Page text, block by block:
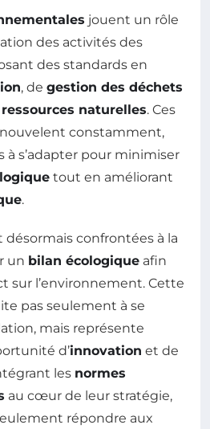
jouent un rôle
des activités des
des standards en
, de gestion des déchets
naturelles. Ces
constamment,
à s’adapter pour minimiser
tout en améliorant
.
désormais confrontées à la
un bilan écologique afin
sur l’environnement. Cette
pas seulement à se
mais représente
d’innovation et de
les normes
au cœur de leur stratégie,
répondre aux